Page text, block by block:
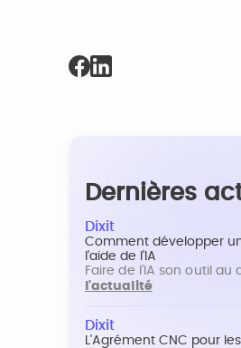
Dernières
Dixit
Comment développer
l'aide de l'IA
Faire de l'IA son outil au
l'actualité
Dixit
L'Agrément CNC pour